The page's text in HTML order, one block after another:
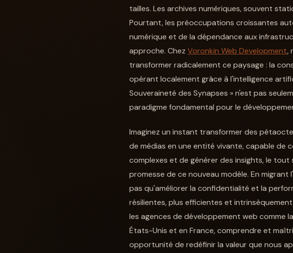
tailles. Les archives numériques, souvent
Pourtant, les préoccupations croissantes
numérique et de la dépendance aux
approche. Chez Voronkin Web Development,
transformer radicalement ce paysage : la
opérant localement grâce à l'intelligence
Souveraineté des Synapses » n'est pas
paradigme fondamental pour le
Imaginez un instant transformer des
de médias en une entité vivante, capable de
complexes et de générer des insights, le
promesse de ce nouveau modèle. En
pas qu'améliorer la confidentialité et la
résilientes, plus efficientes et
les agences de développement web comme
États-Unis et en France, comprendre et
opportunité de redéfinir la valeur que nous